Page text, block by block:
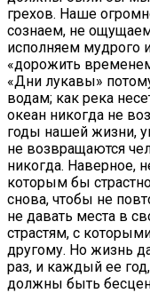
грехов. Наше
сознаем, не
исполняем мудрого
«дорожить
«Дни лукавы»
водам; как река
океан никогда не
годы нашей жизни,
не возвращаются
никогда. Наверное,
которым бы
снова, чтобы не
не давать места в
страстям, с
другому. Но жизнь
раз, и каждый ее
должны быть